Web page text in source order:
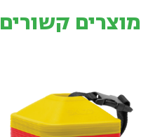
מוצרים קשורים